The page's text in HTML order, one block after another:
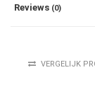
Reviews (0)
VERGELIJK